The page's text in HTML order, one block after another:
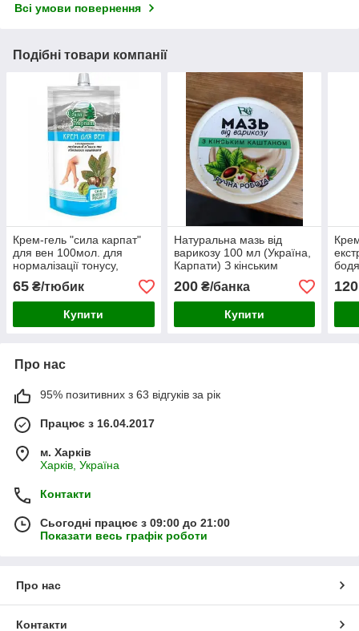
Всі умови повернення
Подібні товари компанії
Крем-гель "сила карпат"
для вен 100мол. для
нормалізації тонусу,
відтоку та
мікроциркуляці...
65 ₴/тюбик
Купити
Натуральна мазь від
варикозу 100 мл (Україна,
Карпати) З кінським
каштаном, ручна робота.
200₴/банка
Купити
120
Про нас
95% позитивних з 63 відгуків за рік
Працює з 16.04.2017
м. Харків
Харків, Україна
Контакти
Сьогодні працює з 09:00 до 21:00
Показати весь графік роботи
Про нас
Контакти